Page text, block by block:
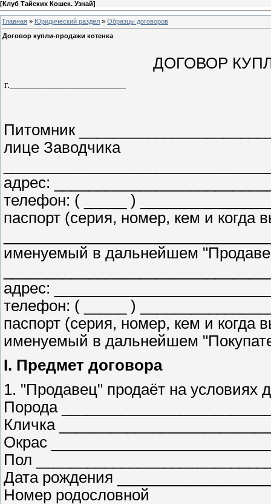
[Клуб Тайских Кошек. Узнай]
Главная » Юридический раздел » Образцы договоров
Договор купли-продажи котенка
ДОГОВОР
г.________________________
Питомник
лице Заводчика
адрес:
телефон: ( _____ )
паспорт (серия, номер, кем и когда
именуемый в дальнейшем
адрес:
телефон: ( _____ )
паспорт (серия, номер, кем и когда
именуемый в дальнейшем
I. Предмет договора
1. "Продавец" продаёт на условиях
Порода
Кличка
Окрас
Пол
Дата рождения
Номер родословной